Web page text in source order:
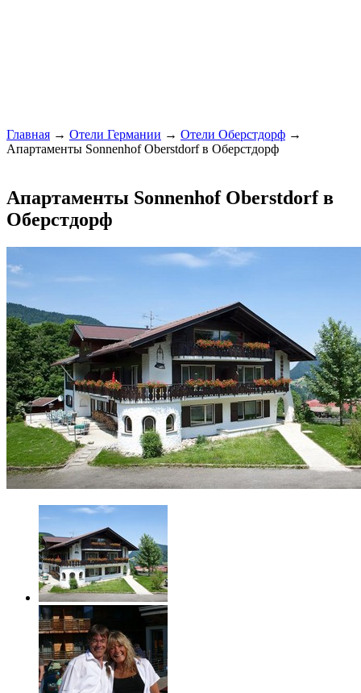
Главная → Отели Германии → Отели Оберстдорф →
Апартаменты Sonnenhof Oberstdorf в Оберстдорф
Апартаменты Sonnenhof Oberstdorf в
Оберстдорф